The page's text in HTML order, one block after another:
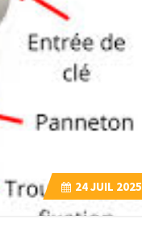
24JUIL 2025